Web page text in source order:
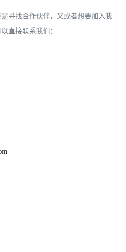
寻找合作伙伴，又或者想要加入我
直接联系我们：